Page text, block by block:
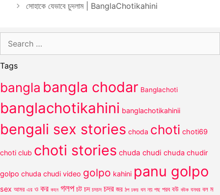
সোহাকে যেভাবে চুদলাম | BanglaChotikahini
for:
Tags
bangla bangla chodar Banglachoti
banglachotikahini banglachotikahinii
bengali sex stories choda choti choti69
choti club choti stories chuda chudi chuda chudir
golpo chuda chudi video golpo kahini panu golpo
sex আমর এর ও কর কহন গলপ চট চদ চদচদ চদর জর ঠপ ঢকয় ধন নয় পছ পরব বউ বউক বনধর বল ম